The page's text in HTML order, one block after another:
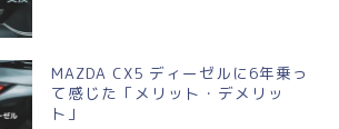
MAZDA CX5 ディーゼルに6年乗っ
て感じた「メリット・デメリッ
ト」